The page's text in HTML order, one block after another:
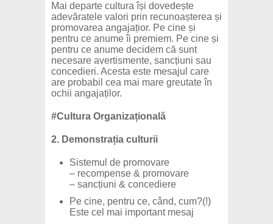
Mai departe cultura își dovedește
adevăratele valori prin recunoașterea și
promovarea angajațior. Pe cine și
pentru ce anume îi premiem. Pe cine și
pentru ce anume decidem că sunt
necesare avertismente, sancțiuni sau
concedieri. Acesta este mesajul care
are probabil cea mai mare greutate în
ochii angajaților.
#Cultura Organizațională
2. Demonstrația culturii
Sistemul de promovare
– recompense & promovare
– sancțiuni & concediere
Pe cine, pentru ce, când, cum?(!)
Este cel mai important mesaj